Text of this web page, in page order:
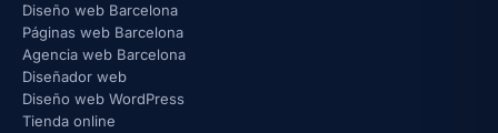
Diseño web Barcelona
Páginas web Barcelona
Agencia web Barcelona
Diseñador web
Diseño web WordPress
Tienda online